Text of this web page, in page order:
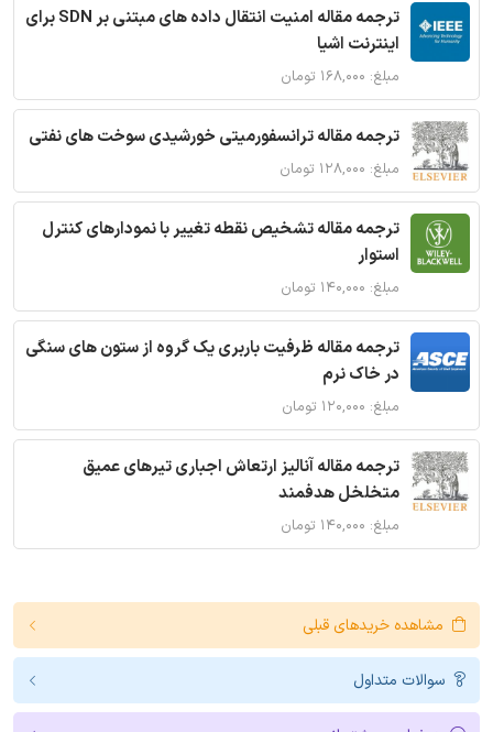
ترجمه مقاله امنیت انتقال داده های مبتنی بر SDN برای
اینترنت اشیا
مبلغ: ۱۶۸,۰۰۰ تومان
ترجمه مقاله ترانسفورمیتی خورشیدی سوخت های نفتی
مبلغ: ۱۲۸,۰۰۰ تومان
ترجمه مقاله تشخیص نقطه تغییر با نمودارهای کنترل
استوار
مبلغ: ۱۴۰,۰۰۰ تومان
ترجمه مقاله ظرفیت باربری یک گروه از ستون های سنگی
در خاک نرم
مبلغ: ۱۲۰,۰۰۰ تومان
ترجمه مقاله آنالیز ارتعاش اجباری تیرهای عمیق
متخلخل هدفمند
مبلغ: ۱۴۰,۰۰۰ تومان
مشاهده خریدهای قبلی
سوالات متداول